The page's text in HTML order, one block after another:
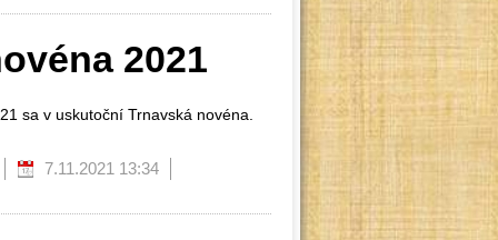
2021
sa v uskutoční Trnavská novéna.
7.11.2021 13:34